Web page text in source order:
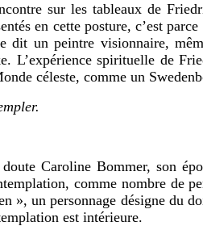
sur les tableaux de
en cette posture, c’est parce
dit un peintre visionnaire,
L’expérience spirituelle de
céleste, comme un
Caroline Bommer, son
comme nombre de
», un personnage désigne du
est intérieure.